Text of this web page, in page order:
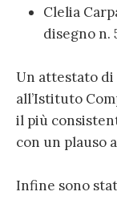
Clelia
disegno n.
Un attestato di
all’Istituto
il più
con un plauso
Infine sono